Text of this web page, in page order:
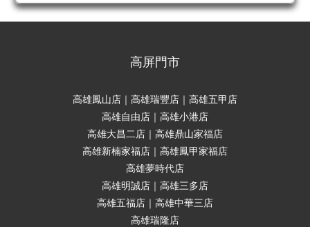
高屏門市
高雄鳳山店｜高雄瑞豐店｜高雄五甲店
高雄自由店｜高雄小港店
高雄大昌二店｜高雄鼎山家福店
高雄新楠家福店｜高雄鳳甲家福店
高雄夢時代店
高雄明誠店｜高雄三多店
高雄五福店｜高雄中華三店
高雄瑞隆店